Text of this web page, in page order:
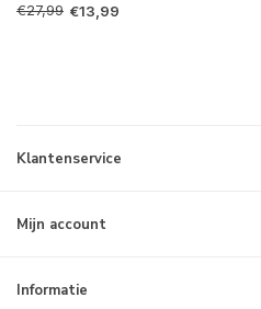
€27,99 €13,99
Klantenservice
Mijn account
Informatie